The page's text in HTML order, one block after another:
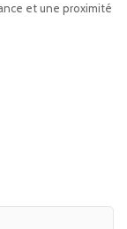
et une proximité